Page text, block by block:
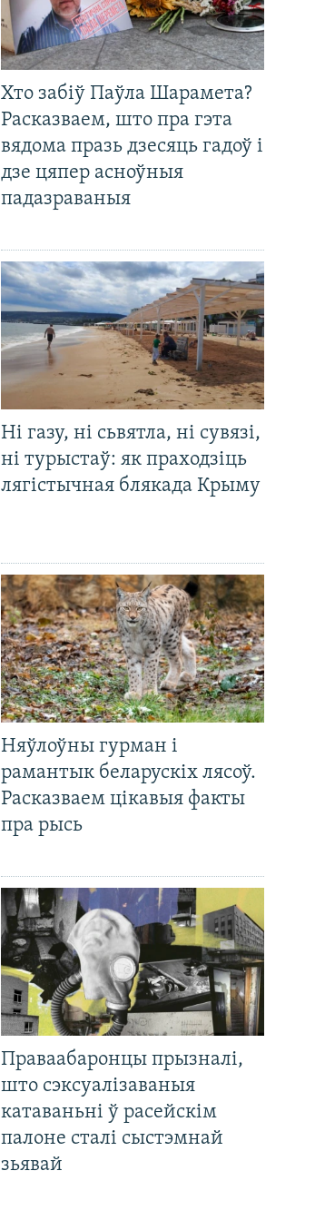
Хто забіў Паўла Шарамета?
Расказваем, што пра гэта
вядома празь дзесяць гадоў і
дзе цяпер асноўныя
падазраваныя
Ні газу, ні сьвятла, ні сувязі,
ні турыстаў: як праходзіць
лягістычная блякада Крыму
Няўлоўны гурман і
рамантык беларускіх лясоў.
Расказваем цікавыя факты
пра рысь
Праваабаронцы прызналі,
што сэксуалізаваныя
катаваньні ў расейскім
палоне сталі сыстэмнай
зьявай